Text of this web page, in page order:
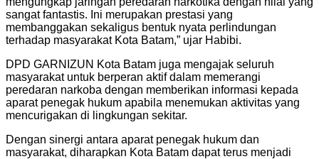
sangat fantastis. Ini merupakan prestasi yang
membanggakan sekaligus bentuk nyata perlindungan
terhadap masyarakat Kota Batam,” ujar Habibi.
DPD GARNIZUN Kota Batam juga mengajak seluruh
masyarakat untuk berperan aktif dalam memerangi
peredaran narkoba dengan memberikan informasi kepada
aparat penegak hukum apabila menemukan aktivitas yang
mencurigakan di lingkungan sekitar.
Dengan sinergi antara aparat penegak hukum dan
masyarakat, diharapkan Kota Batam dapat terus menjadi